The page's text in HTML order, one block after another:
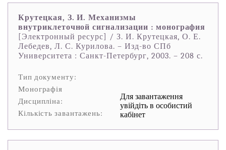
Крутецкая, З. И. Механизмы
внутриклеточной сигнализации : монография
[Электронный ресурс] / З. И. Крутецкая, О. Е.
Лебедев, Л. С. Курилова. – Изд-во СПб
Университета : Санкт-Петербург, 2003. – 208 с.
Тип документу:
Монографія
Дисципліна:
Кількість завантажень:
Для завантаження
увійдіть в особистий
кабінет